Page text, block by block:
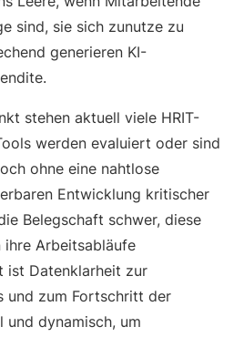
sind, sie sich zunutze zu
generieren KI-
stehen aktuell viele HRIT-
werden evaluiert oder sind
ohne eine nahtlose
Entwicklung kritischer
Belegschaft schwer, diese
Arbeitsabläufe
ist Datenklarheit zur
und zum Fortschritt der
und dynamisch, um